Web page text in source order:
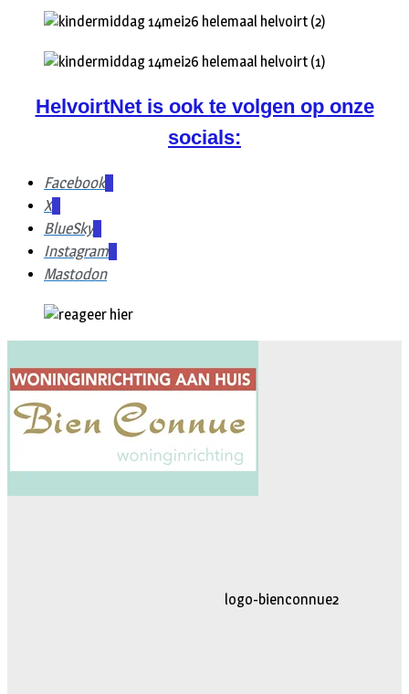
HelvoirtNet is ook te volgen op onze
socials:
Facebook
X
BlueSky
Instagram
Mastodon
logo-movimiento.fw